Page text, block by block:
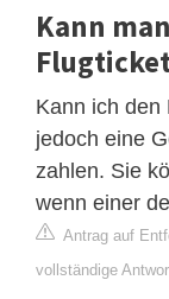
Kann
Kann ich den
jedoch eine
zahlen. Sie
wenn einer
Antrag auf
vollständige